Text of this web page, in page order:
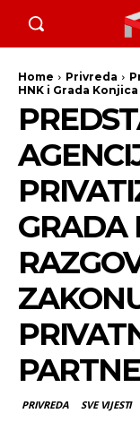
Home Privreda
HNK i Grada
GRADA
PRIVREDA SVE VIJESTI